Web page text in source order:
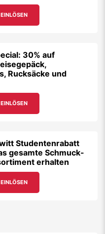
30% auf
Rucksäcke und
Studentenrabatt
gesamte Schmuck-
erhalten